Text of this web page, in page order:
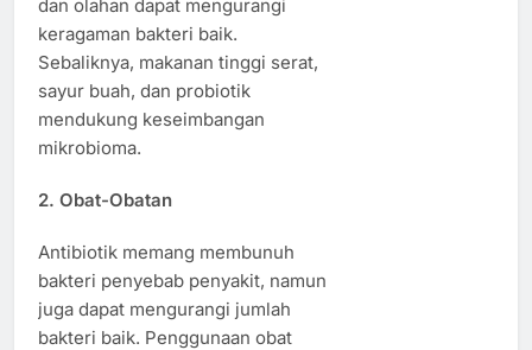
dan olahan dapat mengurangi
keragaman bakteri baik.
Sebaliknya, makanan tinggi serat,
sayur buah, dan probiotik
mendukung keseimbangan
mikrobioma.
2. Obat-Obatan
Antibiotik memang membunuh
bakteri penyebab penyakit, namun
juga dapat mengurangi jumlah
bakteri baik. Penggunaan obat